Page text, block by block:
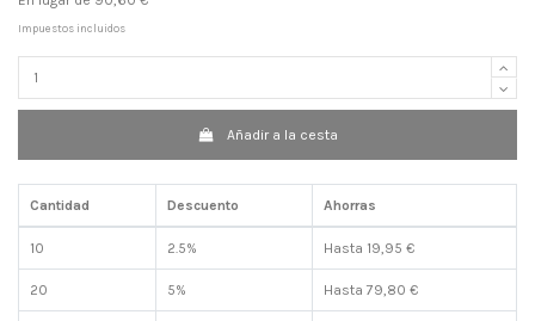
Impuestos incluidos
Añadir a la cesta
Cantidad Descuento Ahorras
10 2.5% Hasta 19,95 €
20 5% Hasta 79,80 €